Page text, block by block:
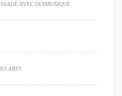
AVEC OUIMUSIQUE
ARTS